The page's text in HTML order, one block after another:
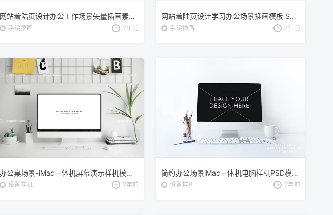
网站着陆页设计办公工作场景矢量插画素材 Work Landing Page Illustration
手绘插画 7年前
网站着陆页设计学习办公场景插画模板 Space Landing Page Illustration
手绘插画 7年前
办公桌场景-iMac一体机屏幕演示样机模板 Workspace Scene Mockup – Mac Screen
设备样机 7年前
简约办公场景iMac一体机电脑样机PSD模板 iMac mockup – PSD file
设备样机 7年前